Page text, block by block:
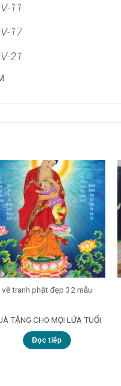
11
17
21
vẽ tranh phật đẹp 32 mẫu
TẶNG CHO MỌI LỨA TUỔI
Đọc tiếp